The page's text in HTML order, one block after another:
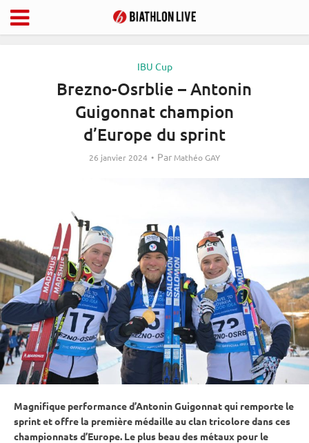
IBU Cup
Brezno-Osrblie – Antonin
Guigonnat champion
d’Europe du sprint
26 janvier 2024 Par Mathéo GAY
Magnifique performance d’Antonin Guigonnat qui remporte le
sprintet offre la première médaille au clan tricolore dans ces
championnats d’Europe. Le plus beau des métaux pour le